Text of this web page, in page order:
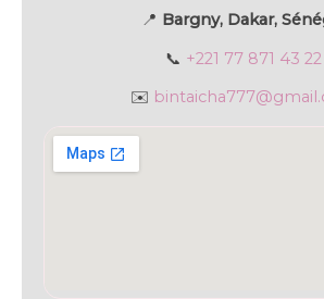
📍 Bargny, Dakar,
📞 +221 77 871 43 22
✉️